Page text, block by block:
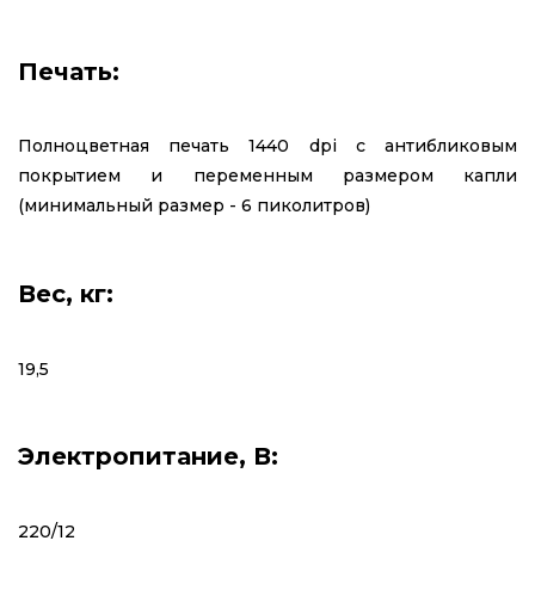
Печать:
Полноцветная печать 1440 dpi с антибликовым
покрытием и переменным размером капли
(минимальный размер - 6 пиколитров)
Вес, кг:
19,5
Электропитание, В:
220/12